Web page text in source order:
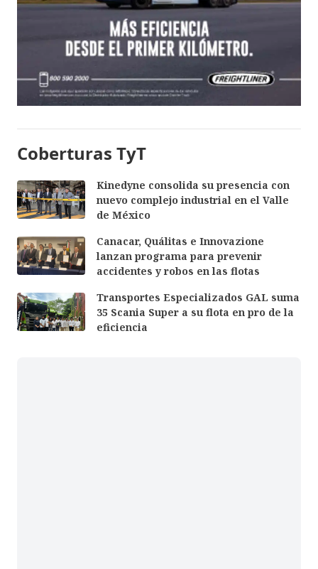
Coberturas TyT
Kinedyne consolida su presencia con
nuevo complejo industrial en el Valle
de México
Canacar, Quálitas e Innovazione
lanzan programa para prevenir
accidentes y robos en las flotas
Transportes Especializados GAL suma
35 Scania Super a su flota en pro de la
eficiencia